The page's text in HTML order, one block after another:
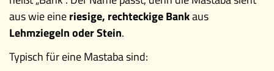
aus wie eineriesige, rechteckige Bankaus
Lehmziegeln oder Stein.
Typisch für eine Mastaba sind: